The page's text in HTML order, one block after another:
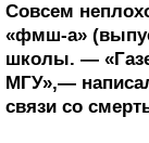
Совсем
«фмш-а»
школы. —
МГУ»,—
связи со